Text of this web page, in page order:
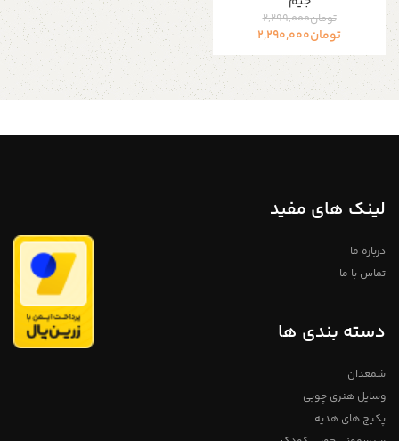
تومان2,299,000
تومان2,290,000
لینک های مفید
درباره ما
تماس با ما
دسته بندی ها
شمعدان
وسایل هنری چوبی
پکیج های هدیه